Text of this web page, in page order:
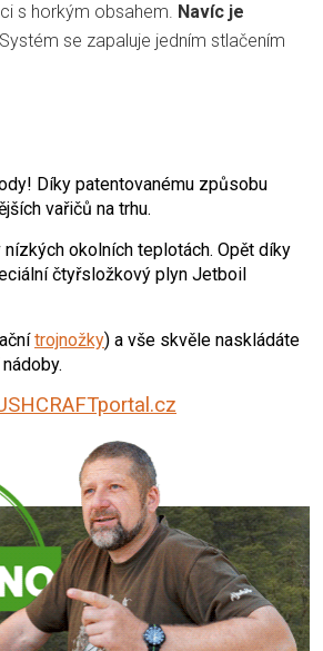
s horkým obsahem. Navíc je
se zapaluje jedním stlačením
Díky patentovanému způsobu
vařičů na trhu.
okolních teplotách. Opět díky
čtyřsložkový plyn Jetboil
trojnožky) a vše skvěle naskládáte